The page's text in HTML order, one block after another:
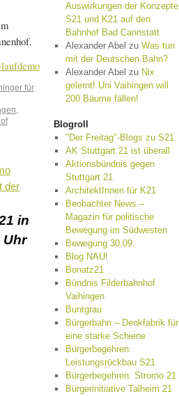
für
der
in
Uhr
Auswirkungen der Konzepte
S21 und K21 auf den
Bahnhof Bad Cannstatt
Alexander Abel zu Was tun
mit der Deutschen Bahn?
Alexander Abel zu Nix
gelernt! Uni Vaihingen will
200 Bäume fällen!
Blogroll
"Der Freitag"-Blogs zu S21
AK Stuttgart 21 ist überall
Aktionsbündnis gegen
Stuttgart 21
ArchitektInnen für K21
Beobachter News –
Magazin für politische
Bewegung im Südwesten
Bewegung 30.09.
Blog NAU!
Bonatz21
Bündnis Filderbahnhof
Vaihingen
Buntgrau
Bürgerbahn – Denkfabrik für
eine starke Schiene
Bürgerbegehren:
Leistungsrückbau S21
Bürgerbegehren: Strorno 21
Bürgerinitiative Talheim 21